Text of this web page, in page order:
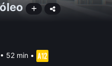
52 min •